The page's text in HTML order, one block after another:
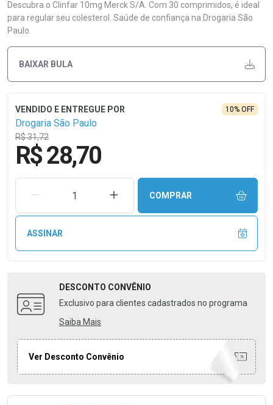
Descubra o Clinfar 10mg Merck S/A. Com 30 comprimidos, é ideal
para regular seu colesterol. Saúde de confiança na Drogaria São
Paulo.
BAIXAR BULA
Drogaria São Paulo
R$ 31,72
10% OFF
R$ 28,70
REMOVER UMA UNIDADEAUMENTAR UMA UNIDADE
COMPRAR
ASSINAR
DESCONTO CONVÊNIO
Exclusivo para clientes cadastrados no programa
Saiba Mais
Ver Desconto Convênio